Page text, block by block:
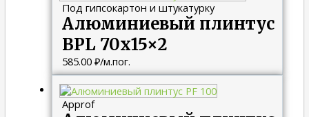
Под гипсокартон и штукатурку
Алюминиевый плинтус
BPL 70х15×2
585.00 ₽/м.пог.
Approf